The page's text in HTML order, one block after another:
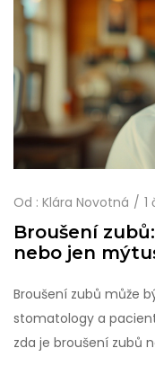
Od : Klára Novotná 1
Broušení
nebo jen
Broušení zubů může
stomatology a
zda je broušení zubů